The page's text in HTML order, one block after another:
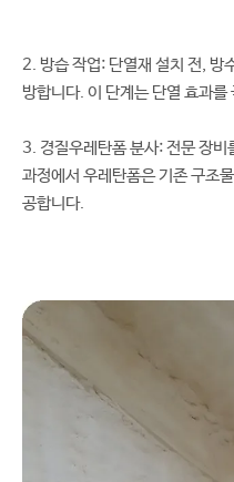
2. 방습 작업: 단열재 설치 전, 방
방합니다. 이 단계는 단열 효과
3. 경질우레탄폼 분사: 전문 장
과정에서 우레탄폼은 기존 구조
공합니다.